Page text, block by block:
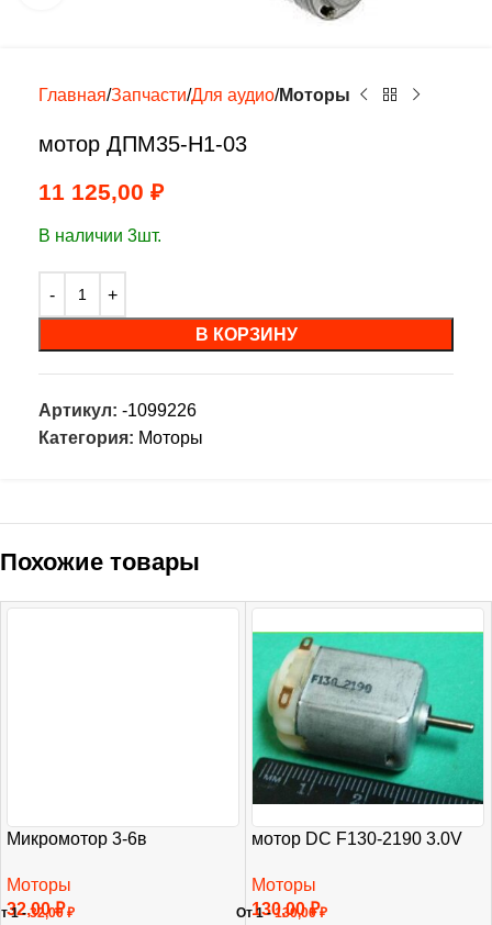
Главная Запчасти Для аудио Моторы
мотор ДПМ35-Н1-03
11 125,00 ₽
В наличии 3шт.
В КОРЗИНУ
Артикул: -1099226
Категория: Моторы
Похожие товары
Микромотор 3-6в
Моторы
32,00₽
1 -32,00₽
мотор DC F130-2190 3.0V
Моторы
130,00₽
От 1 -130,00₽